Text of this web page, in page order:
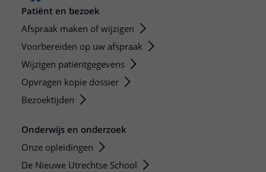
Patiënt en bezoek
Afspraak maken of wijzigen
Voorbereiden op uw afspraak
Wijzigen patiëntgegevens
Opvragen kopie dossier
Bezoektijden
Onderwijs en onderzoek
Onze opleidingen
De Nieuwe Utrechtse School